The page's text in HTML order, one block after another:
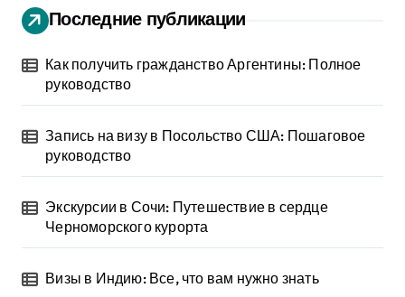
Последние публикации
Как получить гражданство Аргентины: Полное
руководство
Запись на визу в Посольство США: Пошаговое
руководство
Экскурсии в Сочи: Путешествие в сердце
Черноморского курорта
Визы в Индию: Все, что вам нужно знать